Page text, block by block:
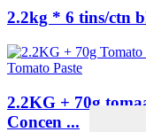
2.2kg * 6 tins/ctn
2.2KG + 70g
Concen ...